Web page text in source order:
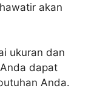
akan
ukuran dan
dapat
Anda.